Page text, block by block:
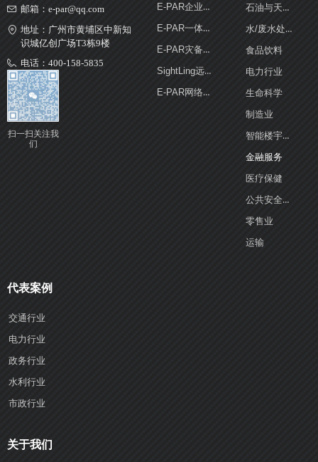
邮箱： e-par@qq.com
地址： 广州市黄埔区中新知
识城亿创广场T3栋9楼
电话： 400-158-5835
业务电话：
扫一扫关注我
们
E-PAR企业级容错服务器
E-PAR一体化可视服务器
E-PAR灾备保护体机
SightLing远程管理控制器
E-PAR网络回溯分析系统
石油与天然气
水/废水处理
食品饮料
电力行业
生命科学
制造业
智能楼宇和安全
金融服务
医疗保健
公共安全与政府部门
零售业
运输
关于我们
代表案例
交通行业
电力行业
政务行业
水利行业
市政行业